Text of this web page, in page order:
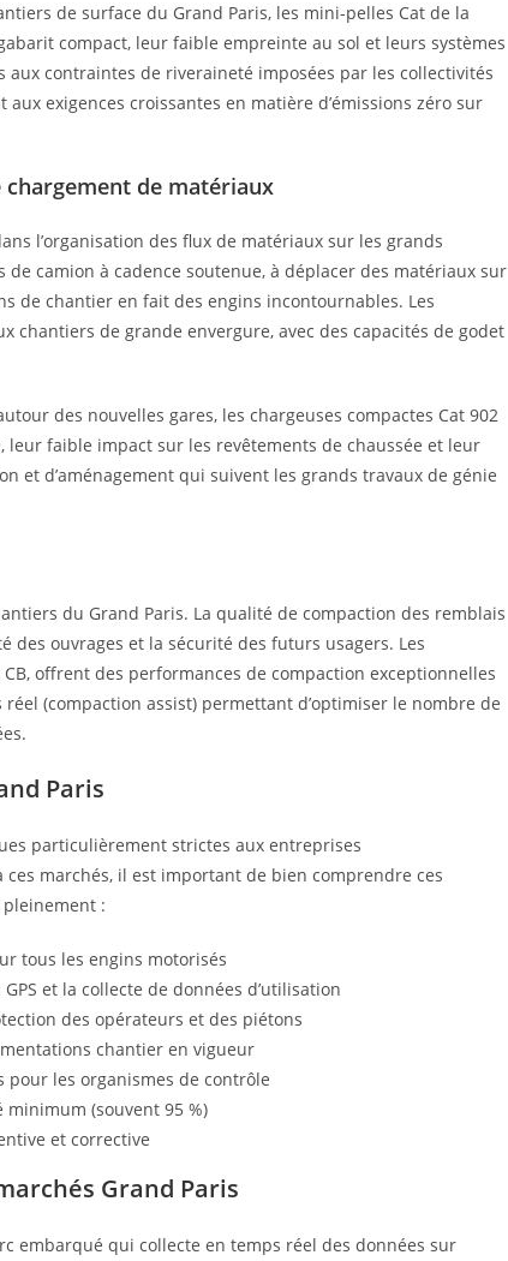
de surface du Grand Paris, les mini-pelles Cat de la
compact, leur faible empreinte au sol et leurs systèmes
contraintes de riveraineté imposées par les collectivités
exigences croissantes en matière d’émissions zéro sur
chargement de matériaux
l’organisation des flux de matériaux sur les grands
camion à cadence soutenue, à déplacer des matériaux sur
de chantier en fait des engins incontournables. Les
chantiers de grande envergure, avec des capacités de godet
des nouvelles gares, les chargeuses compactes Cat 902
faible impact sur les revêtements de chaussée et leur
et d’aménagement qui suivent les grands travaux de génie
du Grand Paris. La qualité de compaction des remblais
ouvrages et la sécurité des futurs usagers. Les
offrent des performances de compaction exceptionnelles
(compaction assist) permettant d’optimiser le nombre de
Paris
particulièrement strictes aux entreprises
marchés, il est important de bien comprendre ces
pleinement :
tous les engins motorisés
et la collecte de données d’utilisation
des opérateurs et des piétons
chantier en vigueur
les organismes de contrôle
(souvent 95 %)
et corrective
Grand Paris
embarqué qui collecte en temps réel des données sur